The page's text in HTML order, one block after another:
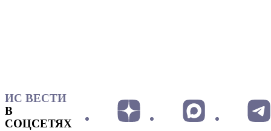
ИС ВЕСТИ
В
СОЦСЕТЯХ